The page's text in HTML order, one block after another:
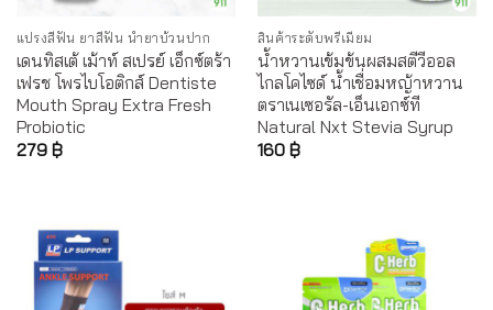
แปรงสีฟัน ยาสีฟัน น้ำยาบ้วนปาก
เดนทิสเต้ เม้าท์ สเปรย์ เอ็กซ์ตร้า
เฟรช โพรไบโอติกส์ Dentiste
Mouth Spray Extra Fresh
Probiotic
279 ฿
สินค้าระดับพรีเมี่ยม
น้ำหวานเข้มข้นผสมสตีวีออล
ไกลโคไซด์ น้ำเชื่อมหญ้าหวาน
ตราเนเซอรัล-เอ็นเอกซ์ที
Natural Nxt Stevia Syrup
160 ฿